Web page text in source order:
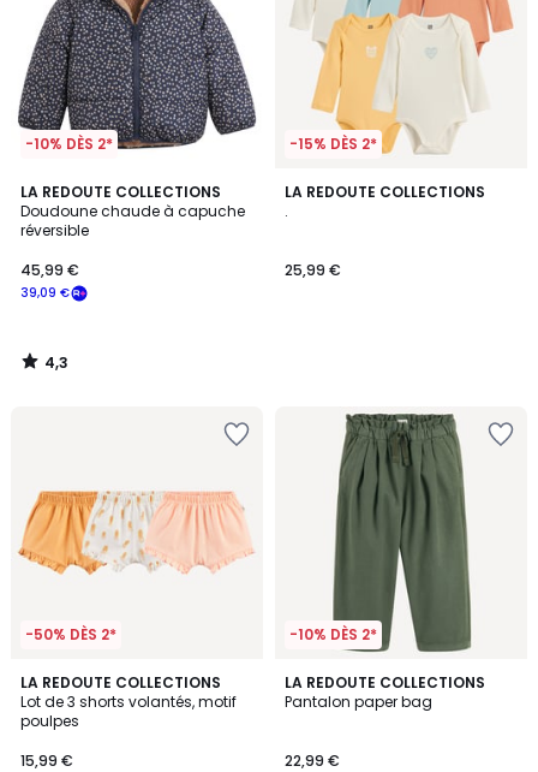
-10% DÈS 2*
LA REDOUTE COLLECTIONS
Doudoune chaude à capuche
réversible
39,09 €
45,99 €
4,3
/ 5
4,3
/
-15% DÈS 2*
LA REDOUTE COLLECTIONS
.
25,99 €
-50% DÈS 2*
LA REDOUTE COLLECTIONS
Lot de 3 shorts volantés, motif
poulpes
15,99 €
3
/
5
-10% DÈS 2*
LA REDOUTE COLLECTIONS
Pantalon paper bag
22,99 €